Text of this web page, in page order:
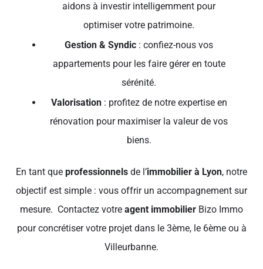
aidons à investir intelligemment pour
optimiser votre patrimoine.
Gestion & Syndic : confiez-nous vos
appartements pour les faire gérer en toute
sérénité.
Valorisation: profitez de notre expertise en
rénovation pour maximiser la valeur de vos
biens.
En tant que professionnels de l’immobilier à Lyon, notre
objectif est simple : vous offrir un accompagnement sur
mesure. Contactez votre agent immobilier Bizo Immo
pour concrétiser votre projet dans le 3ème, le 6ème ou à
Villeurbanne.